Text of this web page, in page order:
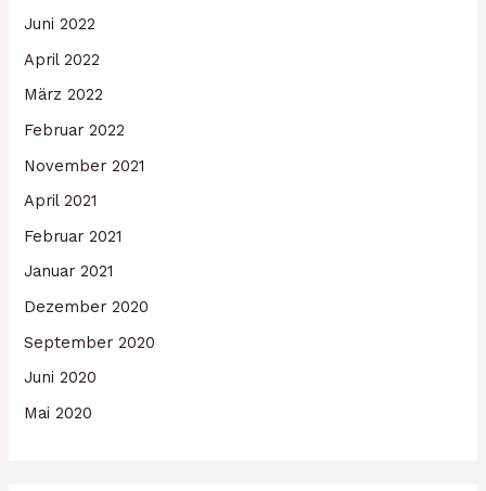
Juni 2022
April 2022
März 2022
Februar 2022
November 2021
April 2021
Februar 2021
Januar 2021
Dezember 2020
September 2020
Juni 2020
Mai 2020